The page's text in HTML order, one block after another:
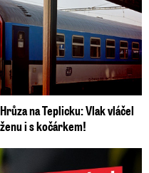
Hrůza na Teplicku: Vlak vláčel
ženu i s kočárkem!
ze Sparty?